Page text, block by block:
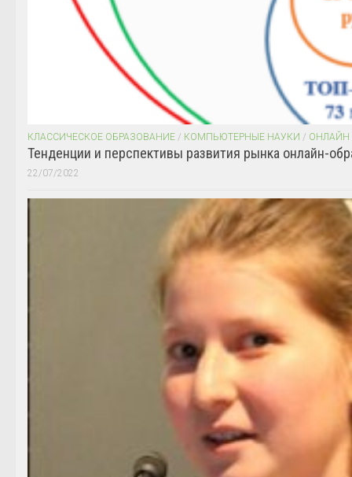
КЛАССИЧЕСКОЕ ОБРАЗОВАНИЕ / КОМПЬЮТЕРНЫЕ НАУКИ / ОНЛАЙН
Тенденции и перспективы развития рынка онлайн-
22/07/2022